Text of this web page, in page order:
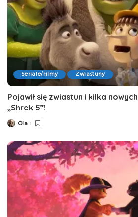
Seriale/Filmy Zwiastuny
Pojawił się zwiastun i kilka
„Shrek 5”!
Posted
Ola